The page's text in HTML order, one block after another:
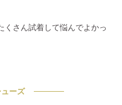
くさん試着して悩んでよかっ
ーズ